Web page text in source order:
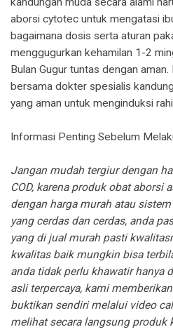
aborsi cytotec untuk mengatasi
bagaimana dosis serta aturan
menggugurkan kehamilan 1-2
Bulan Gugur tuntas dengan
bersama dokter spesialis
yang aman untuk menginduksi
Informasi Penting Sebelum
Jangan mudah tergiur dengan
COD, karena produk obat aborsi
dengan harga murah atau
yang cerdas dan cerdas, anda
yang di jual murah pasti
kwalitas baik mungkin bisa
anda tidak perlu khawatir hanya
asli terpercaya, kami
buktikan sendiri melalui video
melihat secara langsung produk